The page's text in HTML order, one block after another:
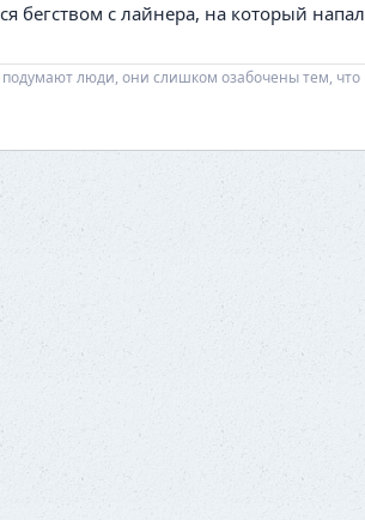
бегством с лайнера, на который
люди, они слишком озабочены тем, что